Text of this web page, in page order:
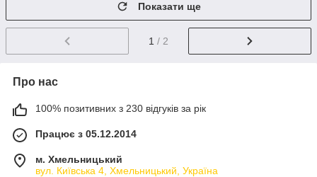
Показати ще
1 / 2
Про нас
100% позитивних з 230 відгуків за рік
Працює з 05.12.2014
м. Хмельницький
вул. Київська 4, Хмельницький, Україна